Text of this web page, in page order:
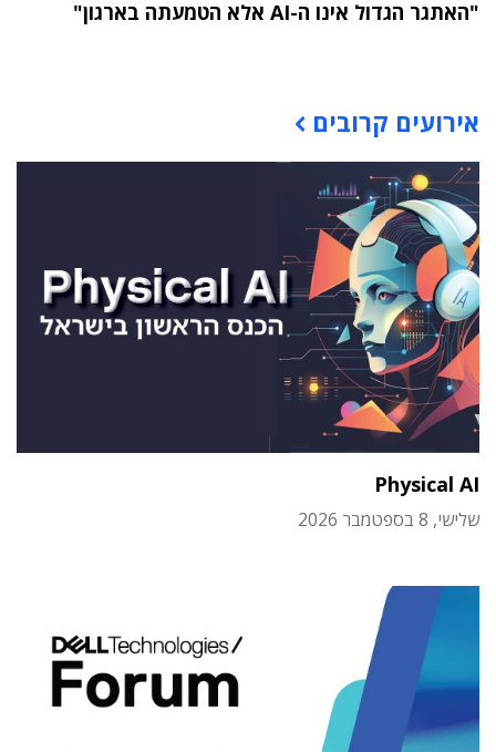
"האתגר הגדול אינו ה-AI אלא הטמעתה בארגון"
אירועים קרובים
Physical AI
שלישי, 8 בספטמבר 2026